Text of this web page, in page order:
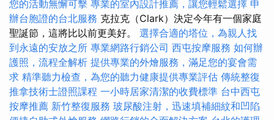
您的活動無懈可擊 專業的室內設計推薦，讓您輕鬆選擇 申
辦台胞證的台北服務 克拉克（Clark）決定今年有一個家庭
聖誕節，這將比以前更美好。 選擇合適的塔位，為親人找
到永遠的安放之所 專業網路行銷公司 西屯按摩服務 如何辦
護照，流程全解析 提供專業的外燴服務，滿足您的宴會需
求 精準聽力檢查，為您的聽力健康提供專業評估 傳統整復
推拿技術士證照課程 一小時居家清潔的收費標準 台中西屯
按摩推薦 新竹整復服務 玻尿酸注射，迅速填補細紋和凹陷